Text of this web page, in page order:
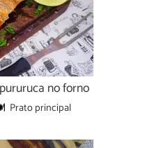
no forno
Prato principal